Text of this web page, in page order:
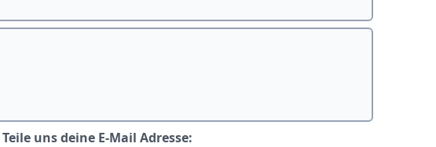
Teile uns deine E-Mail Adresse: